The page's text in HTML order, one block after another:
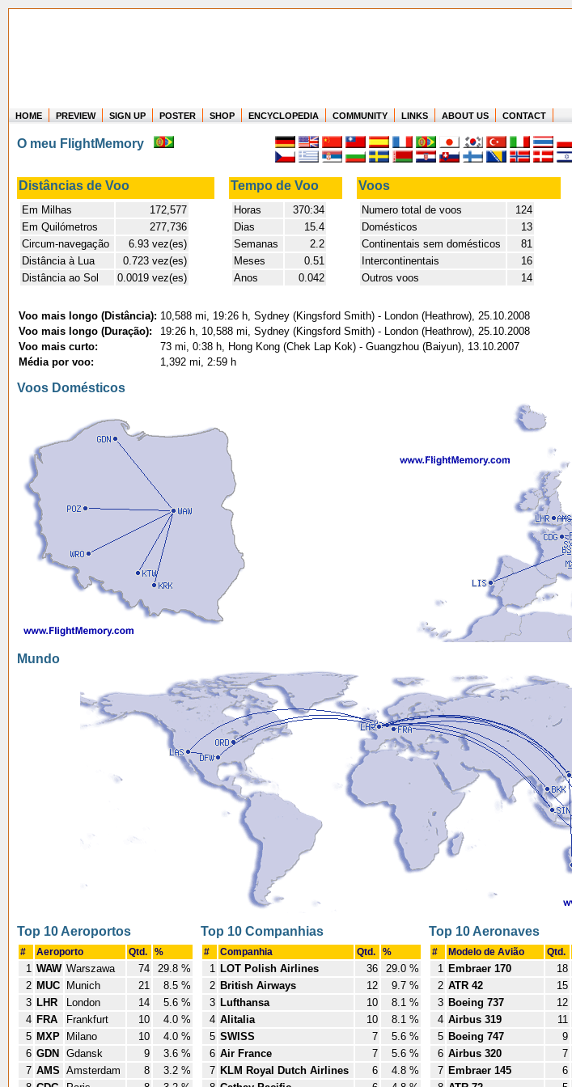
Where in the world have you flown?
How long have you been in the air?
Create your own FlightMemory and see!
HOME PREVIEW SIGN UP POSTER SHOP ENCYCLOPEDIA COMMUNITY LINKS ABOUT US CONTACT
O meu FlightMemory
Distâncias de Voo Tempo de Voo Voos
Em Milhas
172,577
Em Quilómetros
277,736
Circum-navegação
6.93 vez(es)
Distância à Lua
0.723 vez(es)
Distância ao Sol
0.0019 vez(es)
Horas
370:34
Dias
15.4
Semanas
2.2
Meses
0.51
Anos
0.042
Numero total de voos
124
Domésticos
13
Continentais sem domésticos
81
Intercontinentais
16
Outros voos
14
Voo mais longo (Distância): 10,588 mi, 19:26 h, Sydney (Kingsford Smith) - London (Heathrow), 25.10.2008
Voo mais longo (Duração):
19:26 h, 10,588 mi, Sydney (Kingsford Smith) - London (Heathrow), 25.10.2008
Voo mais curto:
73 mi, 0:38 h, Hong Kong (Chek Lap Kok) - Guangzhou (Baiyun), 13.10.2007
Média por voo:
1,392 mi, 2:59 h
Voos Domésticos
Mundo
Top 10 Aeroportos
# Aeroporto Qtd. %
1 WAW Warszawa 74
29.8 %
2 MUC Munich 21
8.5 %
3 LHR London 14
5.6 %
4 FRA Frankfurt 10
4.0 %
5 MXP Milano 10
4.0 %
6 GDN Gdansk 9
3.6 %
7 AMS Amsterdam 8
3.2 %
Top 10 Companhias
# Companhia Qtd. %
1 LOT Polish Airlines 36
29.0 %
2 British Airways 12
9.7 %
3 Lufthansa 10
8.1 %
4 Alitalia 10
8.1 %
5 SWISS 7
5.6 %
6 Air France 7
5.6 %
7 KLM Royal Dutch Airlines 6
4.8 %
Top 10 Aeronaves
# Modelo de Avião Qtd.
1 Embraer 170 18
2 ATR 42 15
3 Boeing 737 12
4 Airbus 319 11
5 Boeing 747 9
6 Airbus 320 7
7 Embraer 145 6